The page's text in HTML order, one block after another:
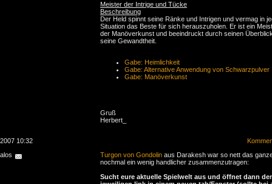
Meister der Intrige und Tücke
Beschreibung
Der Held spinnt seine Ränke und Intrigen und vermag in
Situation das Beste für sich herauszuholen. Er ist ein
der Manöverkunst und beeindruckt durch seinen
seine Gewandtheit.
Gabe: Heimlichkeit
Gabe: Alternative Anwendung von Schwarzpulver
Gabe: Manöverkunst
Gruß
Herbert_
10:32
Turgon von Gondolin aus Darakesh war so nett das
nochmal ein wenig handlicher zusammenzutragen:
Sucht eure aktuelle Spielwelt aus und öffnet dann